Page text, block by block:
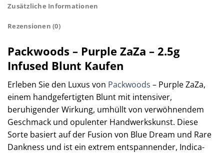
Zusätzliche Informationen
Rezensionen (0)
Packwoods – Purple ZaZa – 2.5g
Infused Blunt Kaufen
Erleben Sie den Luxus von Packwoods – Purple ZaZa,
einem handgefertigten Blunt mit intensiver,
beruhigender Wirkung, umhüllt von verwöhnendem
Geschmack und opulenter Handwerkskunst. Diese
Sorte basiert auf der Fusion von Blue Dream und Rare
Dankness und ist ein extrem entspannender, Indica-